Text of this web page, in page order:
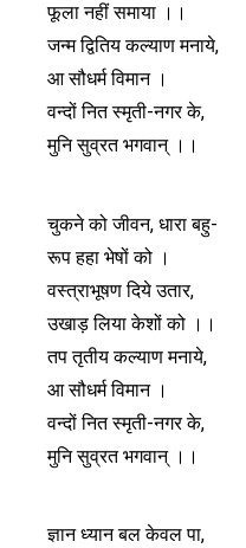
फूला नहीं समाया ।।
जन्म द्वितिय कल्याण मनाये,
आ सौधर्म विमान ।
वन्दों नित स्मृती-नगर के,
मुनि सुव्रत भगवान् ।।
चुकने को जीवन, धारा बहु-
रूप हहा भेषों को ।
वस्त्राभूषण दिये उतार,
उखाड़ लिया केशों को ।।
तप तृतीय कल्याण मनाये,
आ सौधर्म विमान ।
वन्दों नित स्मृती-नगर के,
मुनि सुव्रत भगवान् ।।
ज्ञान ध्यान बल केवल पा,